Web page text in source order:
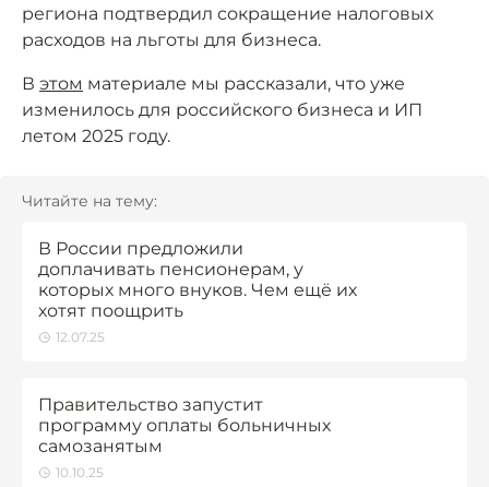
региона подтвердил сокращение налоговых
расходов на льготы для бизнеса.
В этом материале мы рассказали, что уже
изменилось для российского бизнеса и ИП
летом 2025 году.
Читайте на тему:
В России предложили
доплачивать пенсионерам, у
которых много внуков. Чем ещё их
хотят поощрить
12.07.25
Правительство запустит
программу оплаты больничных
самозанятым
10.10.25